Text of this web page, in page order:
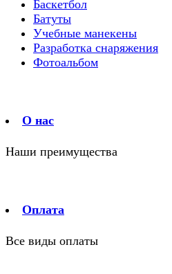
Баскетбол
Батуты
Учебные манекены
Разработка снаряжения
Фотоальбом
О нас
Наши преимущества
Оплата
Все виды оплаты